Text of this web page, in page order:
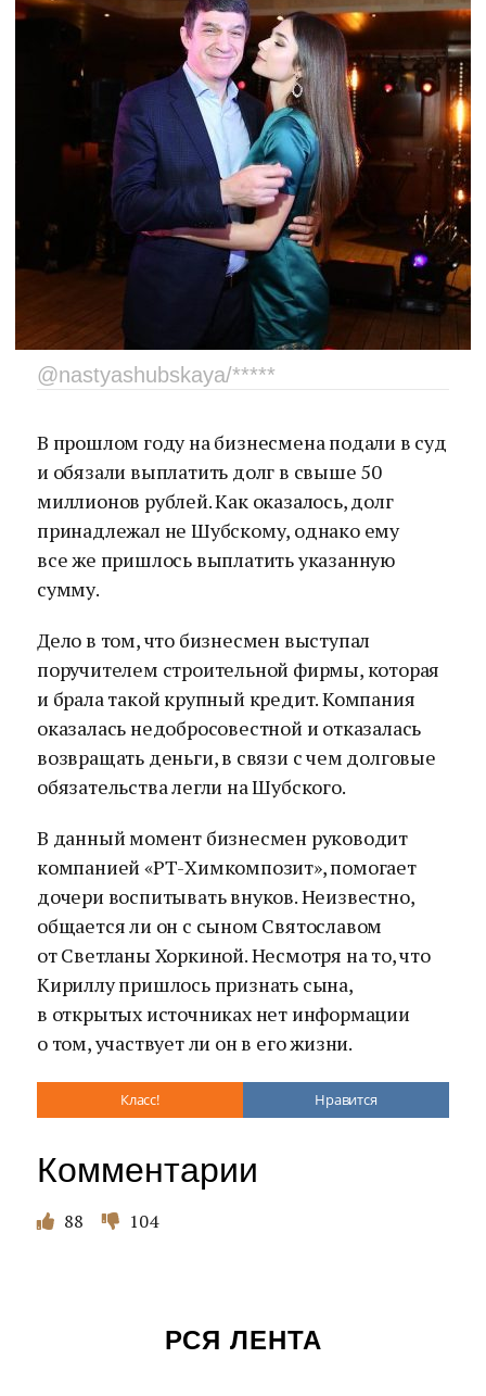
@nastyashubskaya/*****
В прошлом году на бизнесмена подали в суд
и обязали выплатить долг в свыше 50
миллионов рублей. Как оказалось, долг
принадлежал не Шубскому, однако ему
все же пришлось выплатить указанную
сумму.
Дело в том, что бизнесмен выступал
поручителем строительной фирмы, которая
и брала такой крупный кредит. Компания
оказалась недобросовестной и отказалась
возвращать деньги, в связи с чем долговые
обязательства легли на Шубского.
В данный момент бизнесмен руководит
компанией «РТ-Химкомпозит», помогает
дочери воспитывать внуков. Неизвестно,
общается ли он с сыном Святославом
от Светланы Хоркиной. Несмотря на то, что
Кириллу пришлось признать сына,
в открытых источниках нет информации
о том, участвует ли он в его жизни.
Класс! Нравится
Комментарии
88 104
РСЯ ЛЕНТА